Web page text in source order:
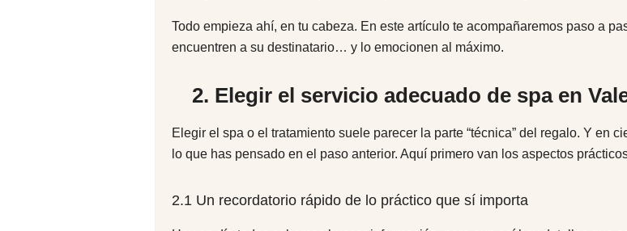
Todo empieza ahí, en tu cabeza. En este artículo te acompañaremos paso a
encuentren a su destinatario… y lo emocionen al máximo.
2. Elegir el servicio adecuado de spa en
Elegir el spa o el tratamiento suele parecer la parte “técnica” del regalo. Y en
lo que has pensado en el paso anterior. Aquí primero van los aspectos
2.1 Un recordatorio rápido de lo práctico que sí importa